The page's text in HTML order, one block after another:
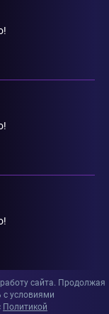
сайта. Продолжая
с условиями
Политикой